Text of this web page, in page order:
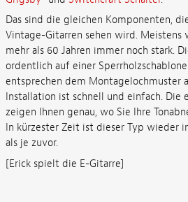
Das sind die gleichen Komponenten,
Vintage-Gitarren sehen wird. Meistens
mehr als 60 Jahren immer noch stark.
ordentlich auf einer
entsprechen dem Montagelochmuster
Installation ist schnell und einfach. Die
zeigen Ihnen genau, wo Sie Ihre
In kürzester Zeit ist dieser Typ wieder
als je zuvor.
[Erick spielt die E-Gitarre]